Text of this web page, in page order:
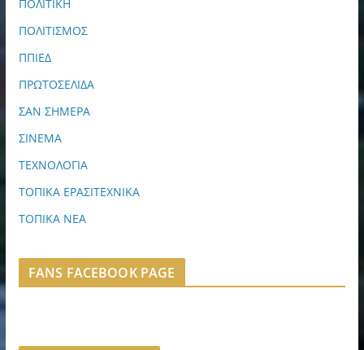
ΠΟΛΙΤΙΚΗ
ΠΟΛΙΤΙΣΜΟΣ
ΠΠΙΕΔ
ΠΡΩΤΟΣΕΛΙΔΑ
ΣΑΝ ΣΗΜΕΡΑ
ΣΙΝΕΜΑ
ΤΕΧΝΟΛΟΓΙΑ
ΤΟΠΙΚΑ ΕΡΑΣΙΤΕΧΝΙΚΑ
ΤΟΠΙΚΑ ΝΕΑ
FANS FACEBOOK PAGE